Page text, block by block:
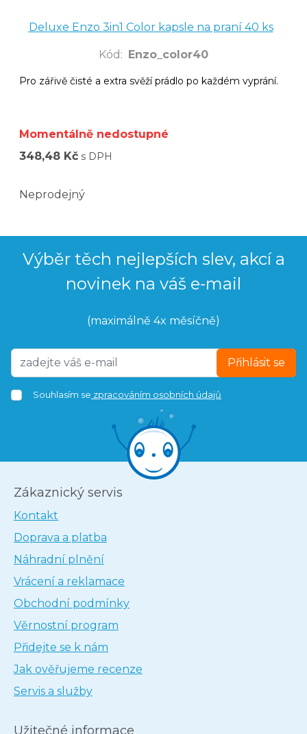
Deluxe Enzo 3in1 Color kapsle na praní 40 ks
Kód : Enzo_color40
Pro zářivě čisté a extra svěží prádlo po každém vyprání.
Momentálně nedostupné
348,48 Kč s DPH
Neprodejný
Výběr těch nejlepších slev, akcí a
novinek na váš e-mail
(maximálně 4x měsíčně)
Přihlásit se
Souhlasím se zpracováním osobních údajů
Zákaznický servis
Kontakt
Doprava a platba
Náhradní plnění
Vrácení a reklamace
Obchodní podmínky
Věrnostní program
Přidejte se k nám
Jak ověřujeme recenze
Servis a služby
Užitečné informace